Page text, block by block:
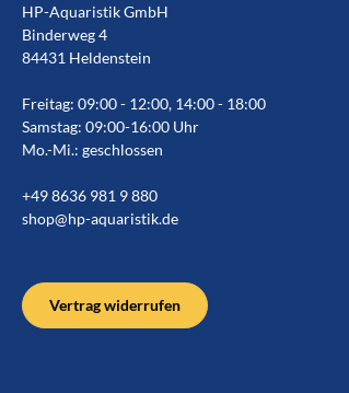
HP-Aquaristik GmbH
Binderweg 4
84431 Heldenstein
Freitag: 09:00 - 12:00, 14:00 - 18:00
Samstag: 09:00-16:00 Uhr
Mo.-Mi.: geschlossen
+49 8636 981 9 880
shop@hp-aquaristik.de
Vertrag widerrufen